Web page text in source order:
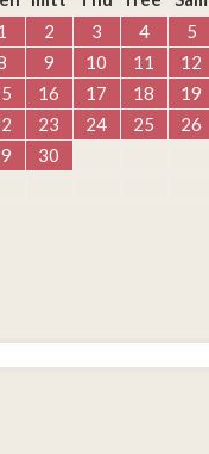
2 3 4
5
9 10 11
12
16 17 18
19
23 24 25
26
30